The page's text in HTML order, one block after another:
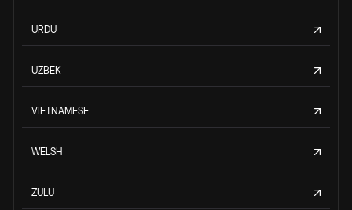
URDU
UZBEK
VIETNAMESE
WELSH
ZULU